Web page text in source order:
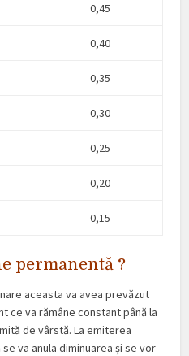
0,45
0,40
0,35
0,30
0,25
0,20
0,15
permanentă ?
aceasta va avea prevăzut
ce va rămâne constant până la
de vârstă. La emiterea
va anula diminuarea și se vor